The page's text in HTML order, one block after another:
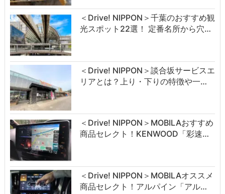
＜Drive! NIPPON＞千葉のおすすめ観
光スポット22選！ 定番名所から穴…
＜Drive! NIPPON＞談合坂サービスエ
リアとは？上り・下りの特徴や一…
＜Drive! NIPPON＞MOBILAおすすめ
商品セレクト！KENWOOD「彩速…
＜Drive! NIPPON＞MOBILAオススメ
商品セレクト！アルパイン「アル…